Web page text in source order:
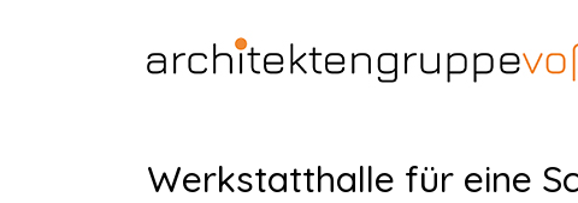
Werkstatthalle für eine